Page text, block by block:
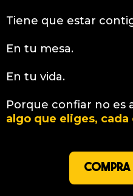
Tiene que estar
En tu mesa.
En tu vida.
Porque confiar no es
algo que eliges, cada